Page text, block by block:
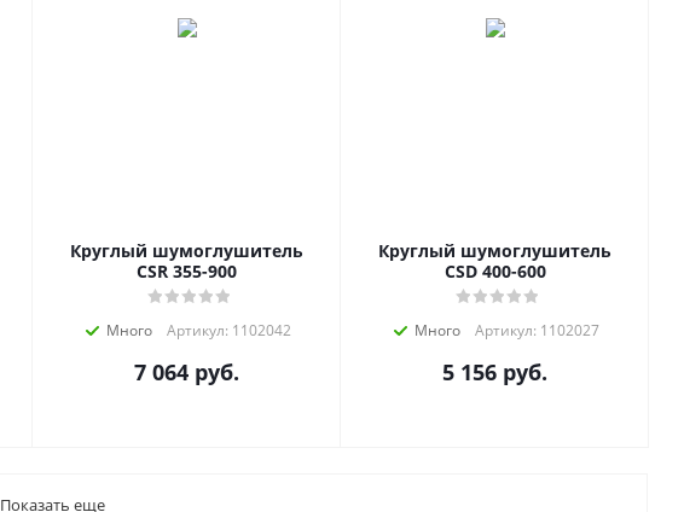
Круглый шумоглушитель
CSR 355-900
Много Артикул: 1102042
7 064 руб.
Круглый шумоглушитель
CSD 400-600
Много Артикул: 1102027
5 156 руб.
Показать еще